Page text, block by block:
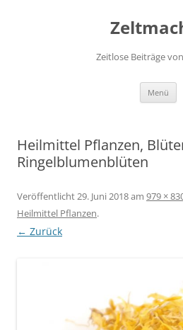
Zeitlose Beiträge
Menü
Heilmittel Pflanzen,
Ringelblumenblüten
Veröffentlicht29. Juni 2018am 979 ×
Heilmittel Pflanzen.
← Zurück